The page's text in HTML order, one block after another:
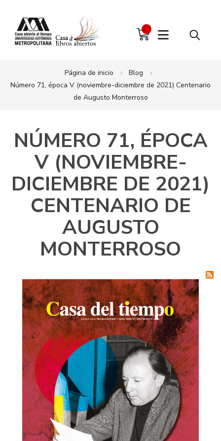
Página de inicio
Blog
Número 71, época V (noviembre-diciembre de 2021) Centenario
de Augusto Monterroso
NÚMERO 71, ÉPOCA
V (NOVIEMBRE-
DICIEMBRE DE 2021)
CENTENARIO DE
AUGUSTO
MONTERROSO